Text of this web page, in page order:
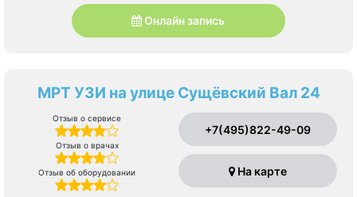
Онлайн запись
МРТ УЗИ на улице Сущёвский Вал 24
Отзыв о сервисе
Отзыв о врачах
Отзыв об оборудовании
+7(495)822-49-09
На карте